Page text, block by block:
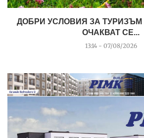
ДОБРИ УСЛОВИЯ ЗА
ОЧАКВАТ СЕ...
13:14 - 07/08/2026